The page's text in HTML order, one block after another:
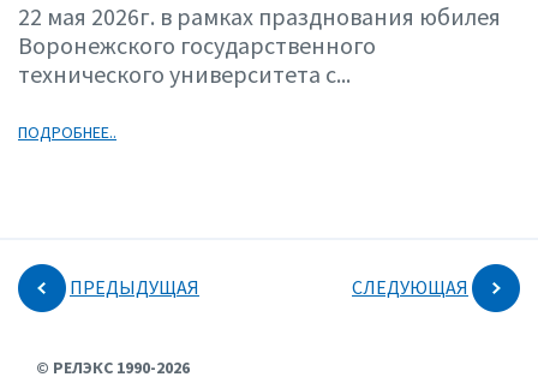
22 мая 2026г. в рамках празднования юбилея
Воронежского государственного
технического университета с...
ПОДРОБНЕЕ..
ПРЕДЫДУЩАЯ СЛЕДУЮЩАЯ
© РЕЛЭКС 1990-2026